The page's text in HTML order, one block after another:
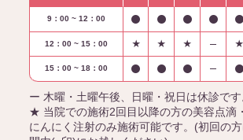
9：00 ~ 12：00
12：00 ~ 15：00 ★ ★ ★ ★
15：00 ~ 18：00
ー 木曜・土曜午後、日曜・祝日は休診です
★ 当院での施術2回目以降の方の美容点滴
にんにく注射のみ施術可能です。(初回の